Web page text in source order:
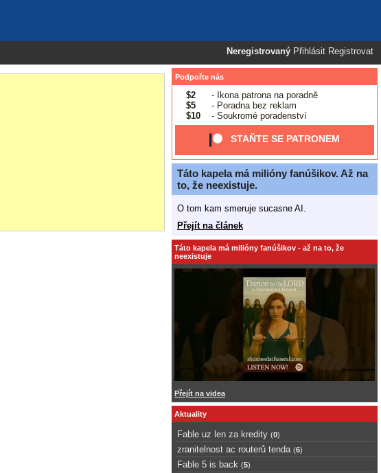
Neregistrovaný Přihlásit Registrovat
Podpořte nás
$2
- Ikona patrona na poradně
$5
- Poradna bez reklam
$10
- Soukromé poradenství
STAŇTE SE PATRONEM
Táto kapela má milióny fanúšikov. Až na
to, že neexistuje.
O tom kam smeruje sucasne AI.
Přejít na článek
Táto kapela má milióny fanúšikov - až na to, že
neexistuje
Přejít na videa
Aktuality
Fable uz len za kredity (0)
zranitelnost ac routerů tenda (6)
Fable 5 is back (5)